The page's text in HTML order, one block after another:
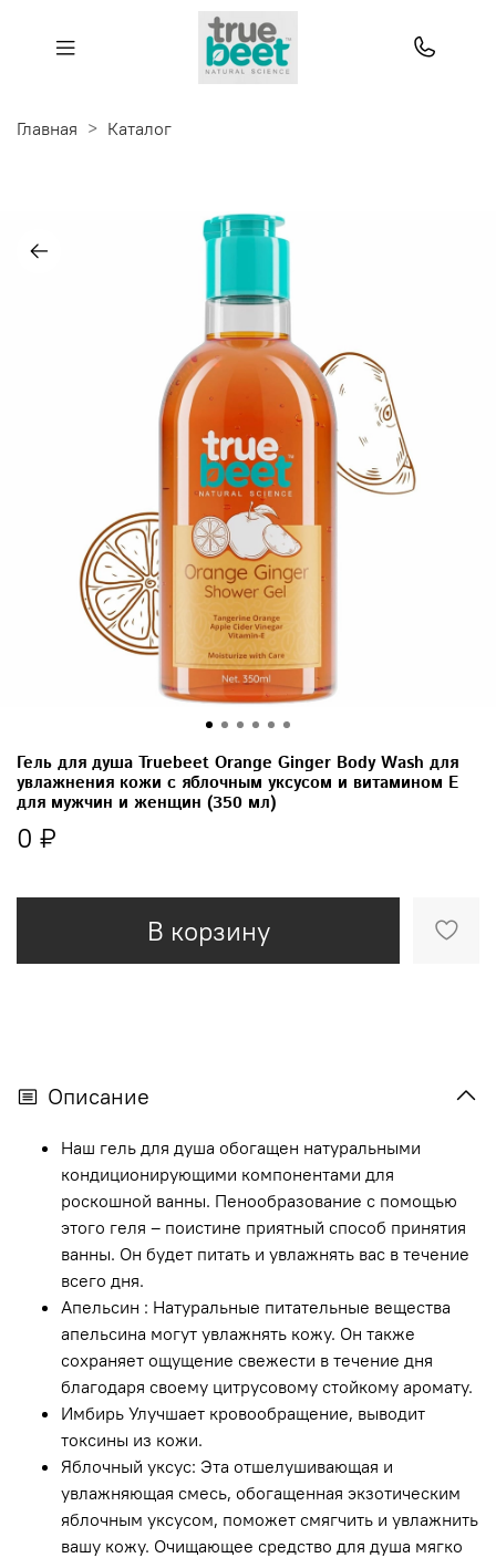
Главная Каталог
Гель для душа Truebeet Orange Ginger Body Wash для
увлажнения кожи с яблочным уксусом и витамином Е
для мужчин и женщин (350 мл)
0 ₽
В корзину
Описание
Наш гель для душа обогащен натуральными
кондиционирующими компонентами для
роскошной ванны. Пенообразование с помощью
этого геля – поистине приятный способ принятия
ванны. Он будет питать и увлажнять вас в течение
всего дня.
Апельсин : Натуральные питательные вещества
апельсина могут увлажнять кожу. Он также
сохраняет ощущение свежести в течение дня
благодаря своему цитрусовому стойкому аромату.
Имбирь Улучшает кровообращение, выводит
токсины из кожи.
Яблочный уксус: Эта отшелушивающая и
увлажняющая смесь, обогащенная экзотическим
яблочным уксусом, поможет смягчить и увлажнить
вашу кожу. Очищающее средство для душа мягко